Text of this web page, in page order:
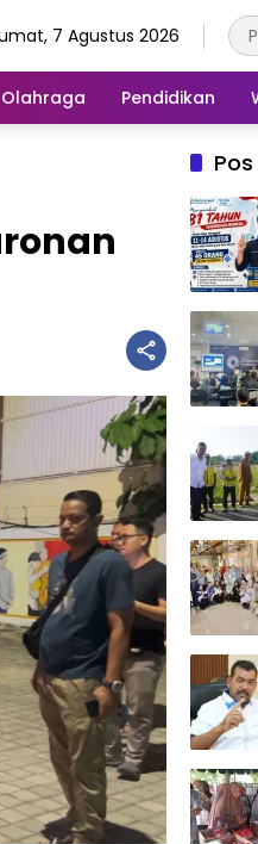
7 Agustus 2026
Olahraga Pendidikan